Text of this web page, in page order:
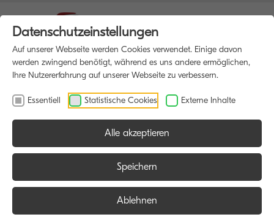
Funktion:
Datenschutzeinstellungen
Auf unserer Webseite werden Cookies verwendet. Einige davon
werden zwingend benötigt, während es uns andere ermöglichen,
Ihre Nutzererfahrung auf unserer Webseite zu verbessern.
Essentiell Statistische Cookies Externe Inhalte
Alle akzeptieren
Speichern
Ablehnen